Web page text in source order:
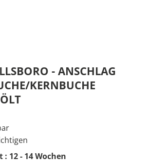
- ANSCHLAG
KERNBUCHE
: 12 - 14 Wochen